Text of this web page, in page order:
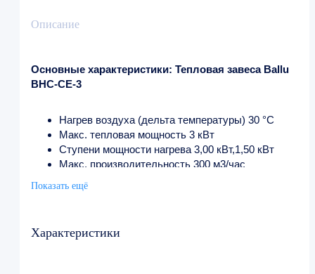
Описание
Основные характеристики: Тепловая завеса Ballu
BHC-CE-3
Нагрев воздуха (дельта температуры) 30 °С
Макс. тепловая мощность 3 кВт
Ступени мощности нагрева 3,00 кВт,1,50 кВт
Макс. производительность 300 м3/час
Защита от перегрева Да
Глубина товара 0.13 м
Показать ещё
Характеристики